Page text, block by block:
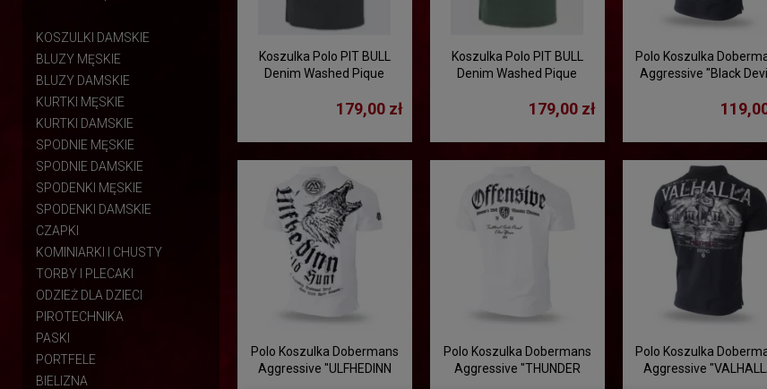
KOSZULKI DAMSKIE
BLUZY MĘSKIE
BLUZY DAMSKIE
KURTKI MĘSKIE
KURTKI DAMSKIE
SPODNIE MĘSKIE
SPODNIE DAMSKIE
SPODENKI MĘSKIE
SPODENKI DAMSKIE
CZAPKI
KOMINIARKI I CHUSTY
TORBY I PLECAKI
ODZIEŻ DLA DZIECI
PIROTECHNIKA
PASKI
PORTFELE
BIELIZNA
Koszulka Polo PIT BULL
Denim Washed Pique
179,00 zł
Koszulka Polo PIT BULL
Denim Washed Pique
zielony179,00 zł
Polo Koszulka
Aggressive "Black Devil
Polo Koszulka Dobermans
Aggressive "ULFHEDINN
Polo Koszulka Dobermans
Aggressive "THUNDER
Polo Koszulka
Aggressive